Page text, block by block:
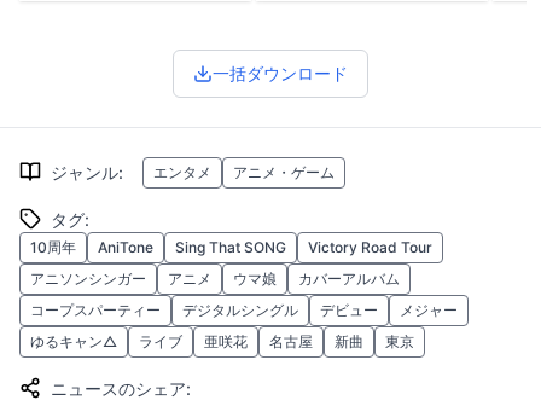
一括ダウンロード
ジャンル: エンタメ アニメ・ゲーム
タグ:
10周年 AniTone Sing That SONG
Victory Road Tour
アニソンシンガー
アニメ ウマ娘
カバーアルバム
コープスパーティー
デジタルシングル デビュー
メジャー
ゆるキャン△
ライブ 亜咲花 名古屋 新曲 東京
ニュースのシェア: